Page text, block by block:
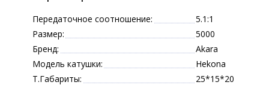
Передаточное соотношение:
5.1:1
Размер:
5000
Бренд:
Akara
Модель катушки:
Hekona
Т.Габариты:
25*15*20